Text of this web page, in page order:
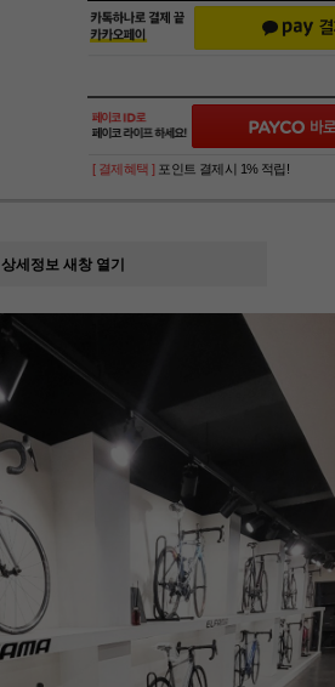
[ 결제혜택 ] 포인트 결제시 1% 적립!
상세정보 새창 열기